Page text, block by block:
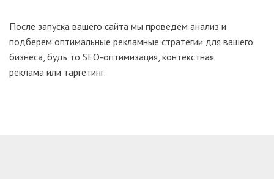
После запуска вашего сайта мы проведем анализ и
подберем оптимальные рекламные стратегии для вашего
бизнеса, будь то SEO-оптимизация, контекстная
реклама или таргетинг.